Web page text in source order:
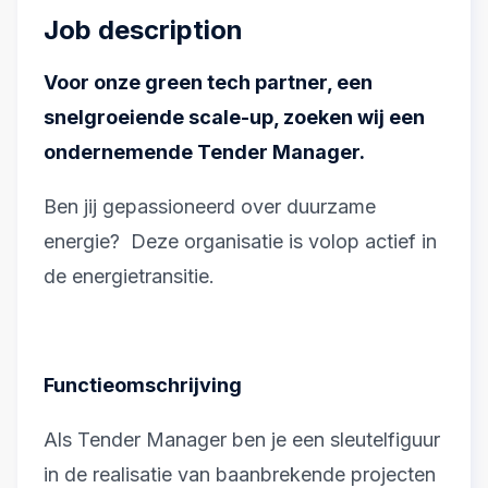
Job description
Voor onze green tech partner, een
snelgroeiende scale-up, zoeken wij een
ondernemende Tender Manager.
Ben jij gepassioneerd over duurzame
energie? Deze organisatie is volop actief in
de energietransitie.
Functieomschrijving
Als Tender Manager ben je een sleutelfiguur
in de realisatie van baanbrekende projecten